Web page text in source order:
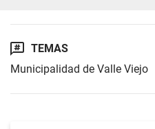
TEMAS
Municipalidad de Valle Viejo